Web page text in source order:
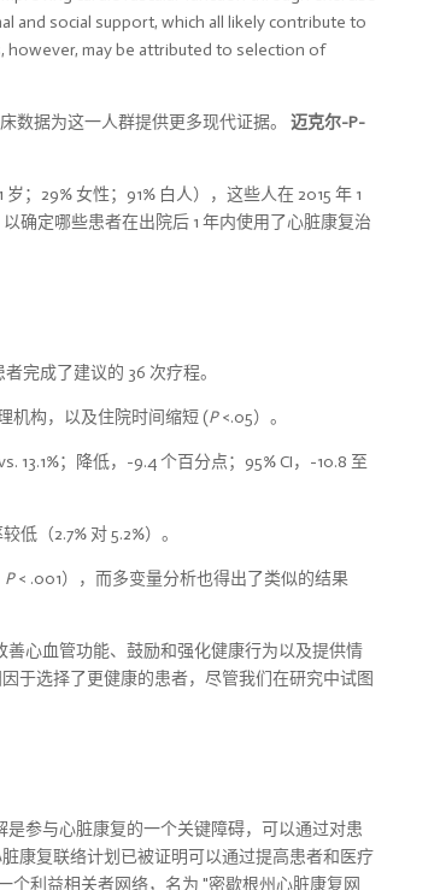
数据为这一人群提供更多现代证据。迈克尔-P-
；29% 女性；91% 白人），这些人在 2015 年 1
确定哪些患者在出院后 1 年内使用了心脏康复治
完成了建议的 36 次疗程。
机构，以及住院时间缩短 (P<.05）。
13.1%；降低，-9.4 个百分点；95% CI，-10.8 至
（2.7% 对 5.2%）。
P< .001），而多变量分析也得出了类似的结果
心血管功能、鼓励和强化健康行为以及提供情
于选择了更健康的患者，尽管我们在研究中试图
参与心脏康复的一个关键障碍，可以通过对患
康复联络计划已被证明可以通过提高患者和医疗
利益相关者网络，名为 "密歇根州心脏康复网